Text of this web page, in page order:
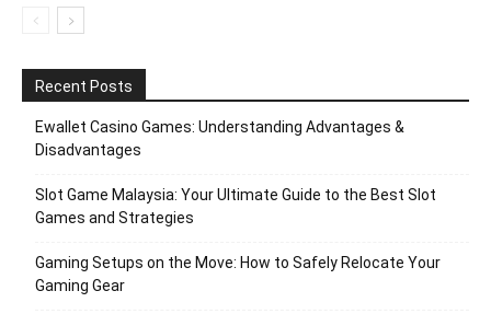
Recent Posts
Ewallet Casino Games: Understanding Advantages &
Disadvantages
Slot Game Malaysia: Your Ultimate Guide to the Best Slot
Games and Strategies
Gaming Setups on the Move: How to Safely Relocate Your
Gaming Gear